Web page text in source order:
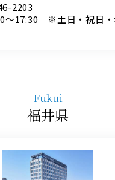
2203
～17:30 ※土日・祝日・
Fukui
福井県